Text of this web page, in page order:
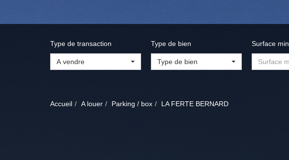
Type de transaction
A vendre
Type de bien
Type de bien
Surface min
Accueil A louer Parking / box LA FERTE BERNARD